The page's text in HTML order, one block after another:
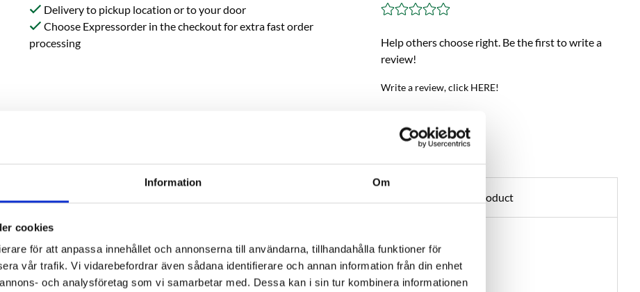
Information Om
cookies
för att anpassa innehållet och annonserna till användarna, tillhandahålla funktioner för
vår trafik. Vi vidarebefordrar även sådana identifierare och annan information från din enhet
och analysföretag som vi samarbetar med. Dessa kan i sin tur kombinera informationen
Delivery to pickup location or to your door
Choose Expressorder in the checkout for extra fast order
processing
Help others choose right. Be the first to write a
review!
Write a review, click HERE!
Ask about product
grain basket from the G30v3.